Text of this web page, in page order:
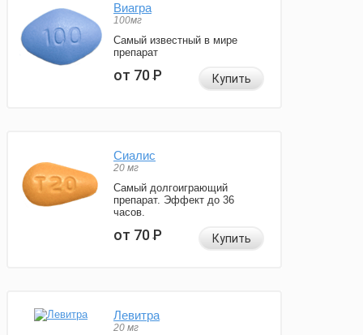
Виагра
100мг
Самый известный в мире
препарат
от 70Р Купить
Сиалис
20 мг
Самый долгоиграющий
препарат. Эффект до 36
часов.
от 70Р Купить
Левитра
20 мг